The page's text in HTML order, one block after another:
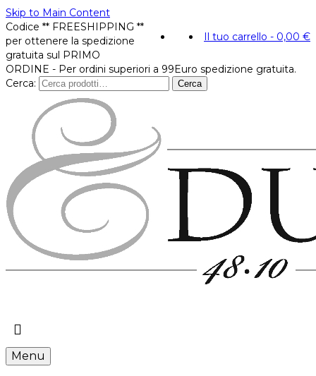
Skip to Main Content
Il tuo carrello - 0,00 €
Codice ** FREESHIPPING **
per ottenere la spedizione
gratuita sul PRIMO
ORDINE - Per ordini superiori a 99Euro spedizione gratuita.
Cerca:
Cerca
Menu